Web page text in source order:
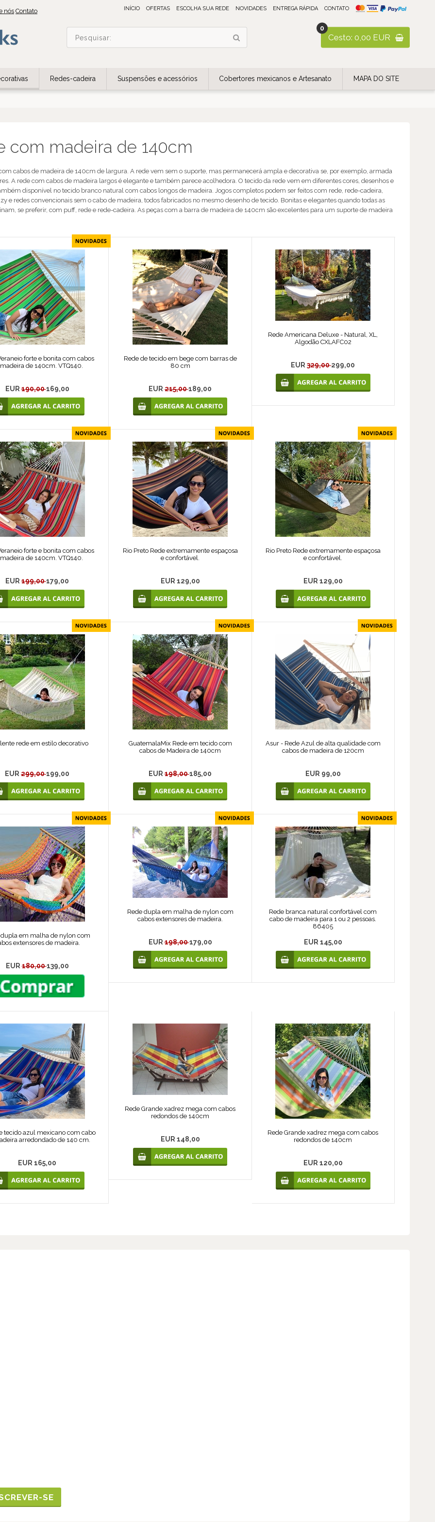
nós Contato
0
Cesto: 0,00 EUR
INÍCIO OFERTAS ESCOLHA SUA REDE NOVIDADES ENTREGA RÁPIDA CONTATO
Redes-cadeira Suspensões e acessórios Cobertores mexicanos e Artesanato MAPA DO SITE
com madeira de 140cm
cabos de madeira de 140cm de largura. A rede vem sem o suporte, mas permanecerá ampla e decorativa se, por exemplo, armada
A rede com cabos de madeira largos é elegante e também parece acolhedora. O tecido da rede vem em diferentes cores, desenhos e
disponível no tecido branco natural com cabos longos de madeira. Jogos completos podem ser feitos com rede, rede-cadeira,
e redes convencionais sem o cabo de madeira, todos fabricados no mesmo desenho de tecido. Bonitas e elegantes quando todas as
se preferir, com puff, rede e rede-cadeira. As peças com a barra de madeira de 140cm são excelentes para um suporte de madeira
forte e bonita com cabos
de 140cm. VTQ140.
EUR190,00169,00
Rede de tecido em bege com barras de
80 cm
EUR215,00189,00
Rede Americana Deluxe - Natural, XL,
Algodão CXLAFC02
EUR329,00299,00
forte e bonita com cabos
de 140cm. VTQ140.
EUR199,00179,00
Rio Preto Rede extremamente espaçosa
e confortável.
EUR 129,00
Rio Preto Rede extremamente espaçosa
e confortável.
EUR 129,00
rede em estilo decorativo
EUR299,00199,00
GuatemalaMix Rede em tecido com
cabos de Madeira de 140cm
EUR198,00185,00
Asur - Rede Azul de alta qualidade com
cabos de madeira de 120cm
EUR 99,00
dupla em malha de nylon com
extensores de madeira.
EUR180,00139,00
Rede dupla em malha de nylon com
cabos extensores de madeira.
EUR198,00179,00
Rede branca natural confortável com
cabo de madeira para 1 ou 2 pessoas.
86405
EUR 145,00
tecido azul mexicano com cabo
arredondado de 140 cm.
EUR 165,00
Rede Grande xadrez mega com cabos
redondos de 140cm
EUR 148,00
Rede Grande xadrez mega com cabos
redondos de 140cm
EUR 120,00